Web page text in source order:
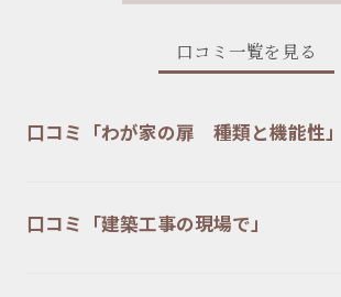
口コミ一覧を見る
口コミ「わが家の扉 種類と機能性」
口コミ「建築工事の現場で」